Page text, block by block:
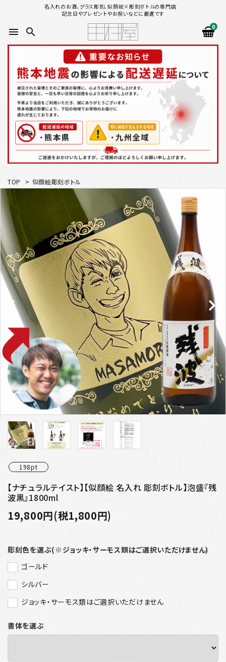
名入れのお酒、グラス彫刻、似顔絵×彫刻ボトルの専門店
記念日やプレゼントやお祝いなどに最適です
menu search 0
search
似顔絵から選ぶ
名入れ（縦書き）から選ぶ
名入れ（横書き）から選ぶ
配送方法
プライバシーポリシー
特定商取引法について
お問い合わせ
TOP > 似顔絵彫刻ボトル
198pt
【ナチュラルテイスト】【似顔絵 名入れ 彫刻ボトル】泡盛『残
波黒』1800ml
19,800円(税1,800円)
彫刻色を選ぶ(※ジョッキ・サーモス類はご選択いただけません)
ゴールド
シルバー
ジョッキ・サーモス類はご選択いただけません
書体を選ぶ